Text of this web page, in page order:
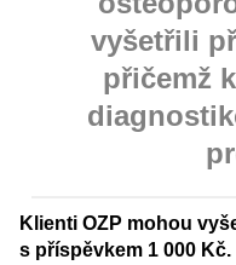
vyšetřili
přičemž
Klienti OZP mohou
s příspěvkem 1 000 Kč.